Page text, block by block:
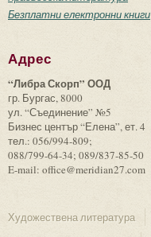
Безплатни електронни книги
Адрес
“Либра Скорп” ООД
гр. Бургас, 8000
ул. “Съединение” №5
Бизнес център “Елена”, ет. 4
тел.: 056/994-809;
088/799-64-34; 089/837-85-50
E-mail: office@meridian27.com
Художествена литература